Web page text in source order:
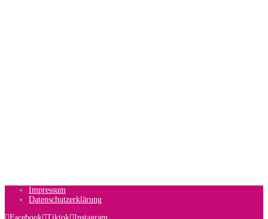
Impressum
Datenschutzerklärung